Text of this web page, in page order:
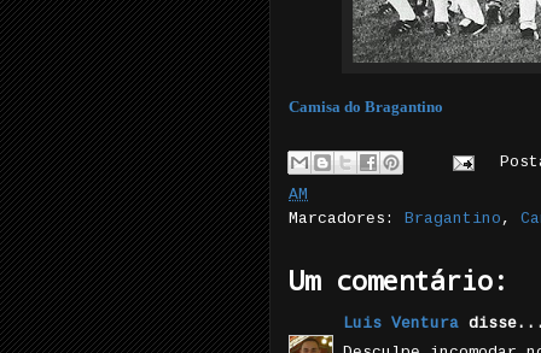
Camisa do Bragantino
AM
Marcadores:
Bragantino ,
Um comentário:
Luis Ventura